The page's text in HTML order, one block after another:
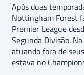
Após duas
Nottingham Forest
Premier League
Segunda Divisão.
atuando fora de
estava no